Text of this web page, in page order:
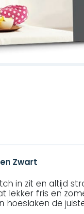
Zwart
in zit en altijd
lekker fris en
hoeslaken de